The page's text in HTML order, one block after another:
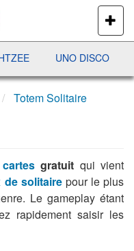
PLUS
DE
JEUX
UNO DISCO
Totem Solitaire
gratuit qui vient
de solitairepour le plus
Le gameplay étant
rapidement saisir les